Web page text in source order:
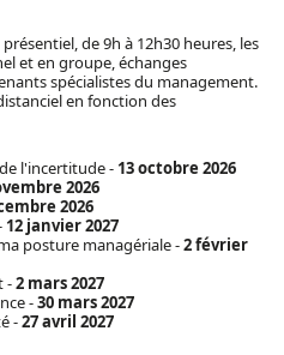
de 9h à 12h30 heures, les
et en groupe, échanges
spécialistes du management.
en fonction des
l'incertitude - 13 octobre 2026
2026
2026
12 janvier 2027
posture managériale -2 février
-2 mars 2027
-30 mars 2027
-27 avril 2027